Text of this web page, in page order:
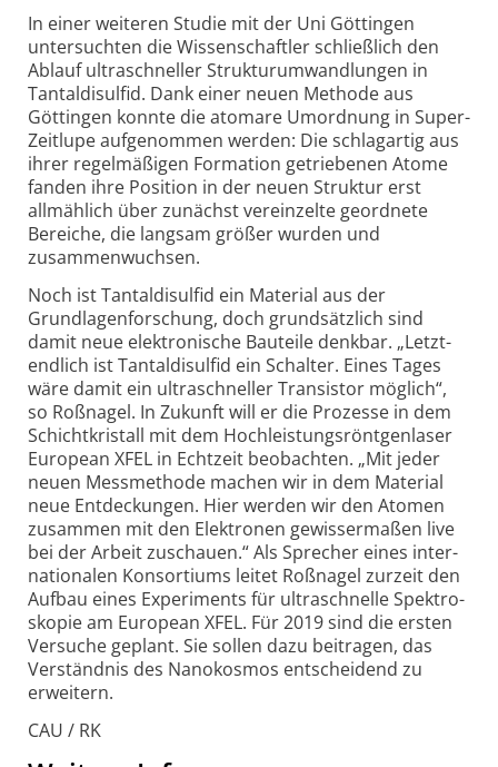
In einer weiteren Studie mit der Uni Göttingen
untersuchten die Wissen­schaftler schließ­lich den
Ablauf ultra­schneller Struktur­umwand­lungen in
Tantal­disulfid. Dank einer neuen Methode aus
Göttingen konnte die atomare Umord­nung in Super-
Zeit­lupe auf­ge­nommen werden: Die schlag­artig aus
ihrer regel­mäßigen Forma­tion getrie­benen Atome
fanden ihre Position in der neuen Struktur erst
allmäh­lich über zunächst ver­ein­zelte geord­nete
Bereiche, die langsam größer wurden und
zusammen­wuchsen.
Noch ist Tantaldisulfid ein Material aus der
Grundlagenforschung, doch grund­sätz­lich sind
damit neue elek­tro­nische Bauteile denkbar. „Letzt­
end­lich ist Tantal­disulfid ein Schalter. Eines Tages
wäre damit ein ultra­schneller Transistor möglich“,
so Roßnagel. In Zukunft will er die Prozesse in dem
Schicht­kristall mit dem Hoch­leistungs­röntgen­laser
European XFEL in Echt­zeit beob­achten. „Mit jeder
neuen Mess­methode machen wir in dem Material
neue Ent­deckungen. Hier werden wir den Atomen
zusammen mit den Elek­tronen gewisser­maßen live
bei der Arbeit zuschauen.“ Als Sprecher eines inter­
natio­nalen Konsor­tiums leitet Roßnagel zurzeit den
Aufbau eines Experi­ments für ultra­schnelle Spektro­
skopie am European XFEL. Für 2019 sind die ersten
Ver­suche geplant. Sie sollen dazu bei­tragen, das
Ver­ständnis des Nano­kosmos ent­scheidend zu
erweitern.
CAU / RK